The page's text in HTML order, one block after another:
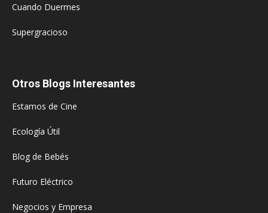
Cuando Duermes
Supergracioso
Otros Blogs Interesantes
Estamos de Cine
Ecología Útil
Blog de Bebés
Futuro Eléctrico
Negocios y Empresa